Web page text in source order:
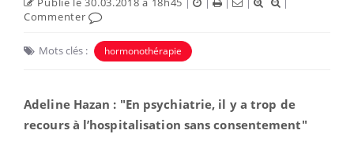
Commenter
Mots clés : hormonothérapie
Adeline Hazan : "En psychiatrie, il y a trop de
recours à l’hospitalisation sans consentement"